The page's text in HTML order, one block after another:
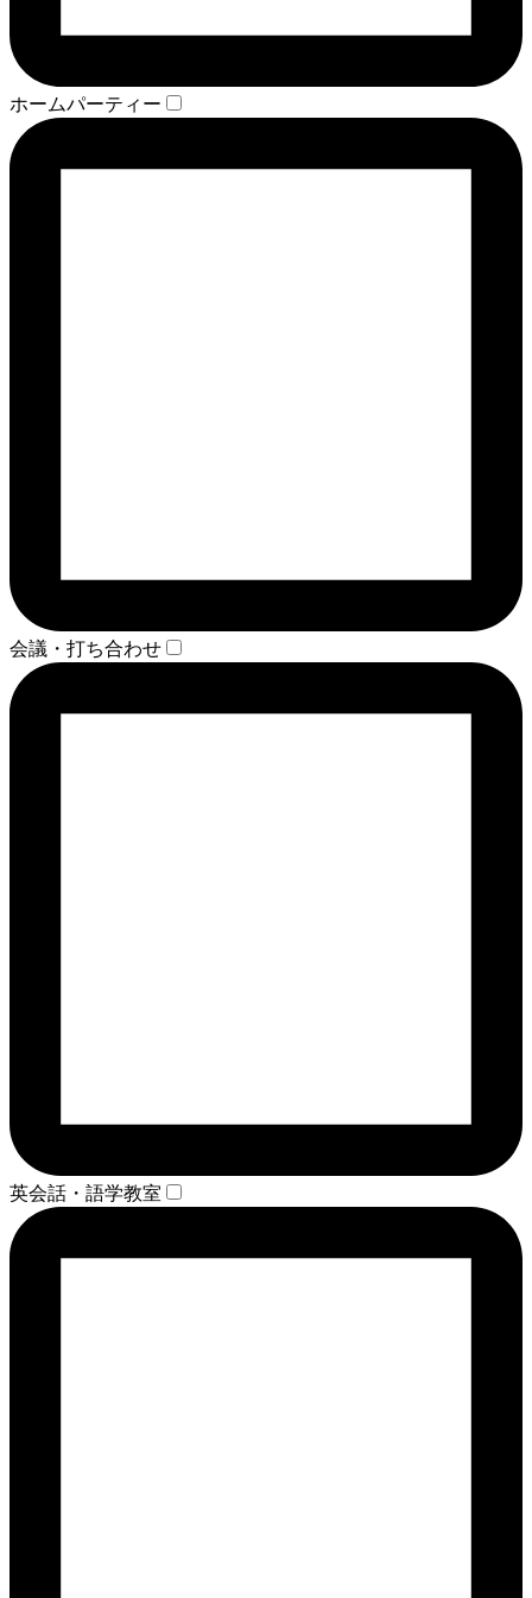
ホームパーティー
会議・打ち合わせ
英会話・語学教室